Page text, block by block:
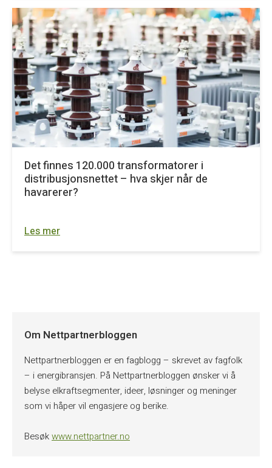
Det finnes 120.000 transformatorer i
distribusjonsnettet – hva skjer når de
havarerer?
Les mer
Om Nettpartnerbloggen
Nettpartnerbloggen er en fagblogg – skrevet av fagfolk
– i energibransjen. På Nettpartnerbloggen ønsker vi å
belyse elkraftsegmenter, ideer, løsninger og meninger
som vi håper vil engasjere og berike.
Besøkwww.nettpartner.no